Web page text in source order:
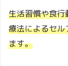
生活習慣や食
療法によるセ
ます。